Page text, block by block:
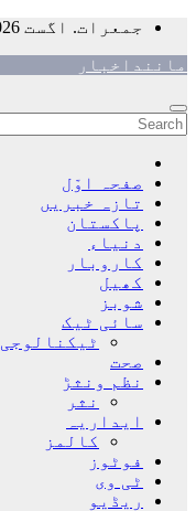
Skip
content
جمعرات. اگست 6th, 2026
ماننداخبار
صفحہ اوّل
تازہ خبریں
پاکستان
دنیاء
کاروبار
کھیل
شوبز
سائی ٹیک
ٹیکنالوجی
صحت
نظم ونثڑ
نثر
ایداریہ
کالمز
فوٹوز
ٹی وی
ریڈیو